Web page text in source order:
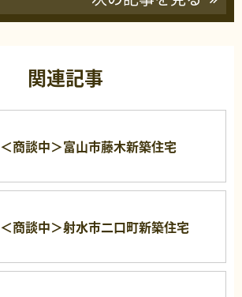
関連記事
＜商談中＞富山市藤木新築住宅
＜商談中＞射水市二口町新築住宅